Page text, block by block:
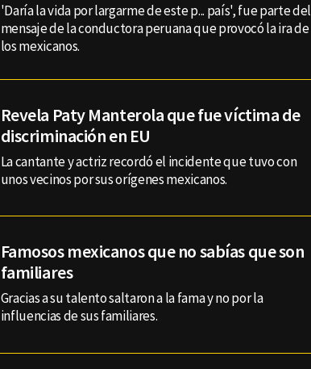
'Daría la vida por largarme de este p... país', fue parte del
mensaje de la conductora peruana que provocó la ira de
los mexicanos.
Revela Paty Manterola que fue víctima de
discriminación en EU
La cantante y actriz recordó el incidente que tuvo con
unos vecinos por sus orígenes mexicanos.
Famosos mexicanos que no sabías que son
familiares
Gracias a su talento saltaron a la fama y no por la
influencias de sus familiares.